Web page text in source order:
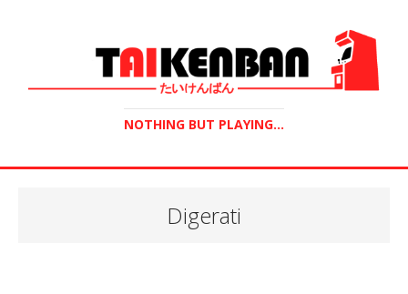
NOTHING BUT PLAYING...
Digerati